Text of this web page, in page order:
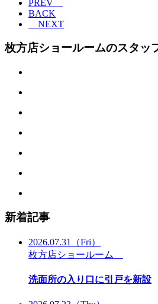
PREV
BACK
NEXT
枚方店ショールームのスタッ
新着記事
2026.07.31
（Fri）
枚方店ショールーム
洗面所の入り口に引戸を新設